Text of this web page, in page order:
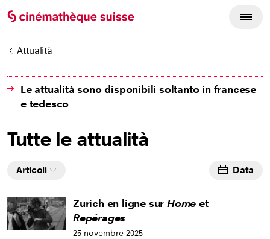
Attualità
Le attualità sono disponibili soltanto in francese
e tedesco
Tutte le attualità
Articoli Data
Zurich en ligne sur Home et
Repérages
25 novembre 2025